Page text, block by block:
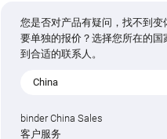
您是否对产品有疑问，找不到变
要单独的报价？选择您所在的国
到合适的联系人。
China
binder China Sales
客户服务